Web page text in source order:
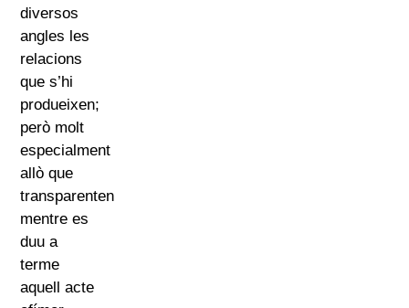
diversos
angles les
relacions
que s’hi
produeixen;
però molt
especialment
allò que
transparenten
mentre es
duu a
terme
aquell acte